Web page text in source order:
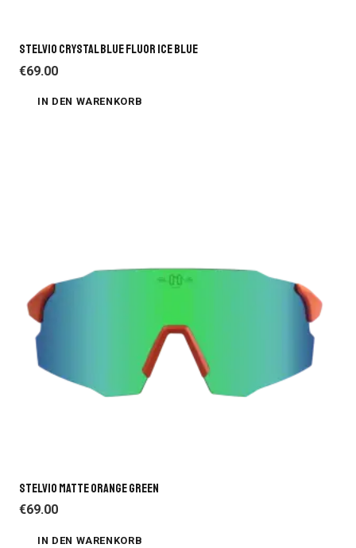
STELVIO CRYSTAL BLUE FLUOR ICE BLUE
€69.00
IN DEN WARENKORB
STELVIO MATTE ORANGE GREEN
€69.00
IN DEN WARENKORB